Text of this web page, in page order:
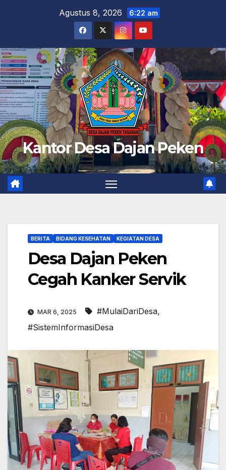
Agustus 8, 2026 6:22 am
Kantor Desa Dajan Peken
BERITA BIDANG KESEHATAN KEGIATAN DESA
Desa Dajan Peken
Cegah Kanker Servik
MAR 6, 2025 #MulaiDariDesa,
#SistemInformasiDesa